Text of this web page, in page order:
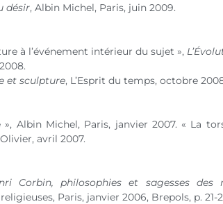
désir, Albin Michel, Paris, juin 2009.
à l’événement intérieur du sujet »,
et sculpture, L’Esprit du temps, octobre
Albin Michel, Paris, janvier 2007. « La
avril 2007.
Corbin, philosophies et sagesses
Paris, janvier 2006, Brepols, p. 21-